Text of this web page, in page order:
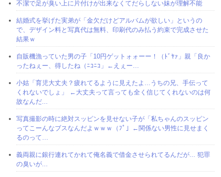
不潔で足が臭い上に片付けが出来なくてだらしない妹が理解不能
結婚式を挙げた実弟が「金欠だけどアルバムが欲しい」というの
で、デザイン料と写真代は無料、印刷代のみ払う約束で完成させた
結果ｗ
自販機漁っていた男の子「10円ゲットォォーー！（ﾄﾞﾔｧ」親「良か
ったねぇー、得したね（ﾆｺﾆｺ」←えぇー…
小姑「育児大丈夫？疲れてるように見えたよ...うちの兄、手伝って
くれないでしょ」 ←大丈夫って言っても全く信じてくれないのは何
故なんだ...
写真撮影の時に絶対スッピンを見せない子が「私ちゃんのスッピン
ってこーんなブスなんだよｗｗｗ（ﾌﾟ」←関係ない男性に見せまく
るのって…
義両親に銀行連れてかれて俺名義で借金させられてるんだが... 犯罪
の臭いが...